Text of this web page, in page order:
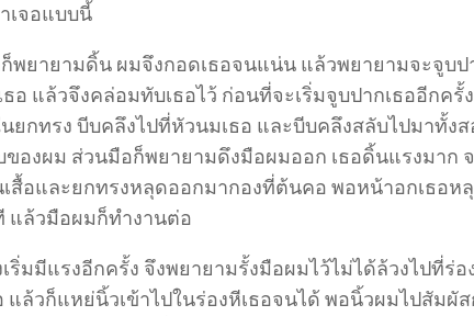
เจอแบบนี้
พยายามดิ้น ผมจึงกอดเธอจนแน่น แล้วพยายามจะจูบป
อ แล้วจึงคล่อมทับเธอไว้ ก่อนที่จะเริ่มจูบปากเธออีกครั้
ยกทรง บีบคลึงไปที่หัวนมเธอ และบีบคลึงสลับไปมาทั้งส
องผม ส่วนมือก็พยายามดึงมือผมออก เธอดิ้นแรงมาก
สื้อและยกทรงหลุดออกมากองที่ต้นคอ พอหน้าอกเธอห
แล้วมือผมก็ทำงานต่อ
ริ่มมีแรงอีกครั้ง จึงพยายามรั้งมือผมไว้ไม่ได้ล้วงไปที่ร่อ
ล้วก็แหย่นิ้วเข้าไปในร่องหีเธอจนได้ พอนิ้วผมไปสัมผั